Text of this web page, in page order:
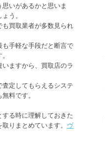
いがあるかと思いま
う。
買取業者が多数見られ
手軽な手段だと断言で
ますから、買取店のラ
定してもらえるシステ
料です。
る時に理解しておきた
りまとめています。 ヴ